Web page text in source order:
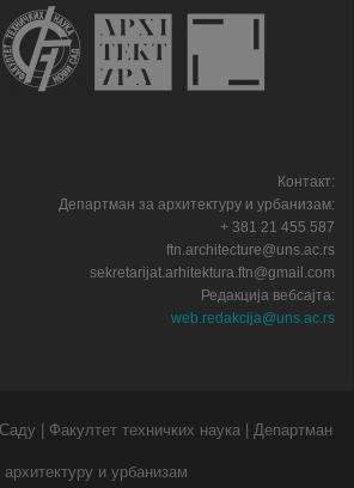
Контакт:
Департман за архитектуру и урбанизам:
+ 381 21 455 587
ftn.architecture@uns.ac.rs
sekretarijat.arhitektura.ftn@gmail.com
Редакција вебсајта:
web.redakcija@uns.ac.rs
| Факултет техничких наука | Департман
архитектуру и урбанизам